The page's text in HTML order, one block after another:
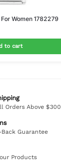
Women 1782279
to cart
Orders Above $300
Back Guarantee
Products